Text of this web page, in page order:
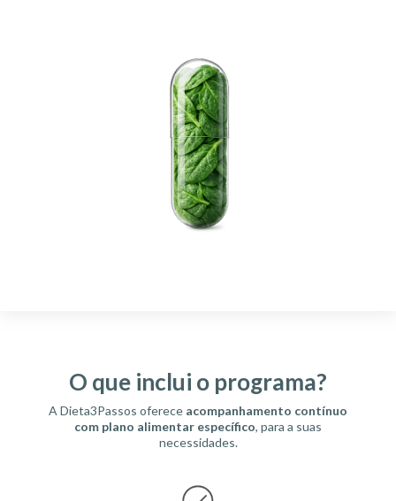
O que inclui o programa?
A Dieta3Passos oferece acompanhamento contínuo
com plano alimentar específico, para a suas
necessidades.